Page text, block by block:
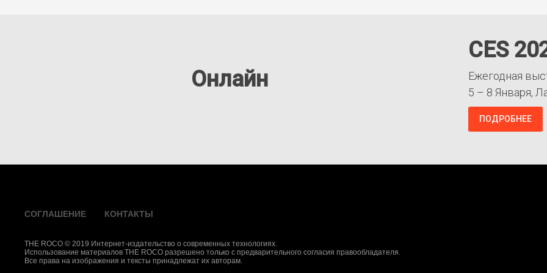
Онлайн
CES
Ежегодная
5 – 8 Января,
ПОДРОБНЕЕ
СОГЛАШЕНИЕ КОНТАКТЫ
THE ROCO © 2019 Интернет-издательство о современных технологиях.
Использование материалов THE ROCO разрешено только с предварительного согласия правообладателя.
Все права на изображения и тексты принадлежат их авторам.